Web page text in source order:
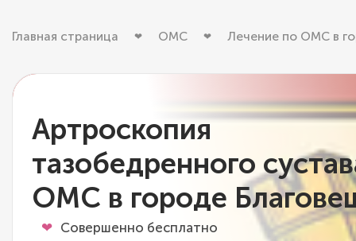
Главная страница ОМС Лечение по ОМС в
Артроскопия
тазобедренного
ОМС в городе
Совершенно бесплатно